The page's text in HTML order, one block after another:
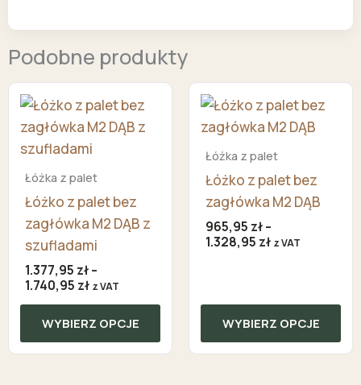
Podobne produkty
Łóżka z palet
Łóżko z palet bez
zagłówka M2 DĄB z
szufladami
1.377,95 zł–
1.740,95 zł
cen:
od
1.377,95 zł
do
z VAT
WYBIERZ OPCJE
Ten
produkt
ma
wiele
wariantów.
Opcje
można
wybrać
na
stronie
produktu
Łóżka z palet
Łóżko z palet bez
zagłówka M2 DĄB
965,95 zł–
1.328,95 zł
cen:
od
965,95 zł
do
z VAT
WYBIERZ OPCJE
Ten
produkt
ma
wiele
wariantów.
Opcje
można
wybrać
produktu